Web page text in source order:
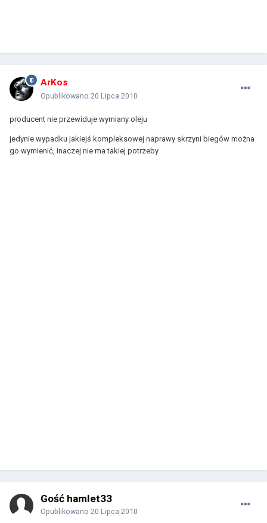
ArKos
Opublikowano 20 Lipca 2010
producent nie przewiduje wymiany oleju
jedynie wypadku jakiejś kompleksowej naprawy skrzyni biegów można
go wymienić, inaczej nie ma takiej potrzeby
Gość hamlet33
Opublikowano 20 Lipca 2010